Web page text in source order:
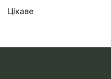
Цікаве